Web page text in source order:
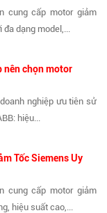
cung cấp motor giảm
dạng model,...
nên chọn motor
nghiệp ưu tiên sử
hiệu...
Tốc Siemens Uy
cung cấp motor giảm
hiệu suất cao,...